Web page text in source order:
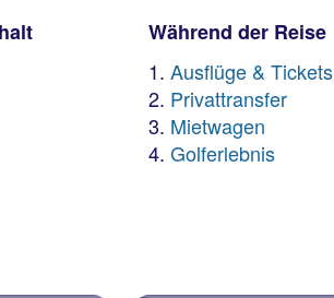
Während der Reise
Ausflüge & Tickets
Privattransfer
Mietwagen
Golferlebnis